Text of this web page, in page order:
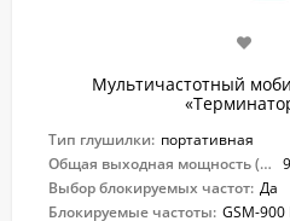
Мультичастотный
Тип глушилки: портативная
Общая выходная мощность (Вт): 9
Выбор блокируемых частот: Да
Блокируемые частоты: GSM-